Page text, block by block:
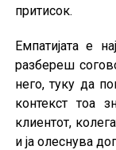
притисок.
Емпатијата е
разбереш
него, туку да
контекст тоа
клиентот,
и ја олеснува